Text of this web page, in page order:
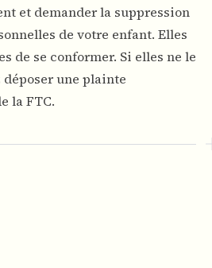
et demander la suppression
de votre enfant. Elles
de se conformer. Si elles ne le
une plainte
la FTC.